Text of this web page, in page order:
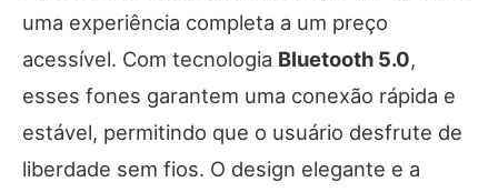
uma experiência completa a um preço
acessível. Com tecnologia Bluetooth 5.0,
esses fones garantem uma conexão rápida e
estável, permitindo que o usuário desfrute de
liberdade sem fios. O design elegante e a